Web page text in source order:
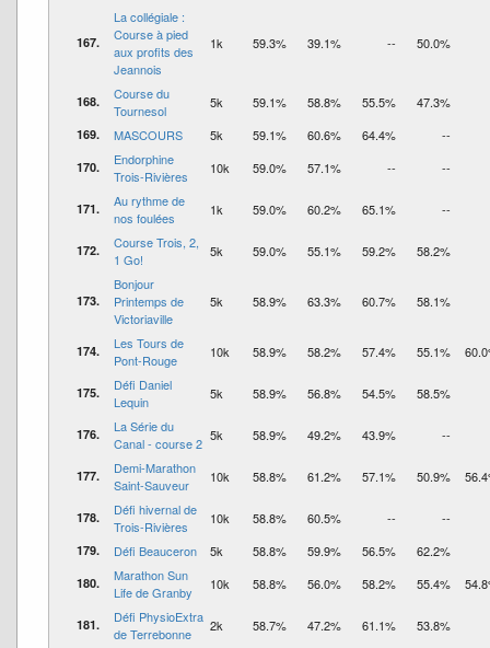
167.
La collégiale :
Course à pied
aux profits des
Jeannois
1k 59.3% 39.1% -- 50.0%
168.
Course du
Tournesol
5k 59.1% 58.8% 55.5% 47.3%
169. MASCOURS 5k 59.1% 60.6% 64.4% --
170.
Endorphine
Trois-Rivières
10k 59.0% 57.1% -- --
171.
Au rythme de
nos foulées
1k 59.0% 60.2% 65.1% --
172.
Course Trois, 2,
1 Go!
5k 59.0% 55.1% 59.2% 58.2%
173.
Bonjour
Printemps de
Victoriaville
5k 58.9% 63.3% 60.7% 58.1%
174.
Les Tours de
Pont-Rouge
10k 58.9% 58.2% 57.4% 55.1%
175.
Défi Daniel
Lequin
5k 58.9% 56.8% 54.5% 58.5%
176.
La Série du
Canal - course 2 5k 58.9% 49.2% 43.9% --
177.
Demi-Marathon
Saint-Sauveur
10k 58.8% 61.2% 57.1% 50.9%
178.
Défi hivernal de
Trois-Rivières
10k 58.8% 60.5% -- --
179. Défi Beauceron 5k 58.8% 59.9% 56.5% 62.2%
180.
Marathon Sun
Life de Granby
10k 58.8% 56.0% 58.2% 55.4%
181.
Défi PhysioExtra
de Terrebonne
2k 58.7% 47.2% 61.1% 53.8%